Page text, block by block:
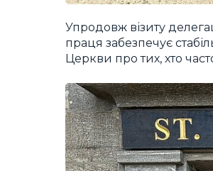
Упродовж візиту
праця забезпечує
Церкви про тих, хто